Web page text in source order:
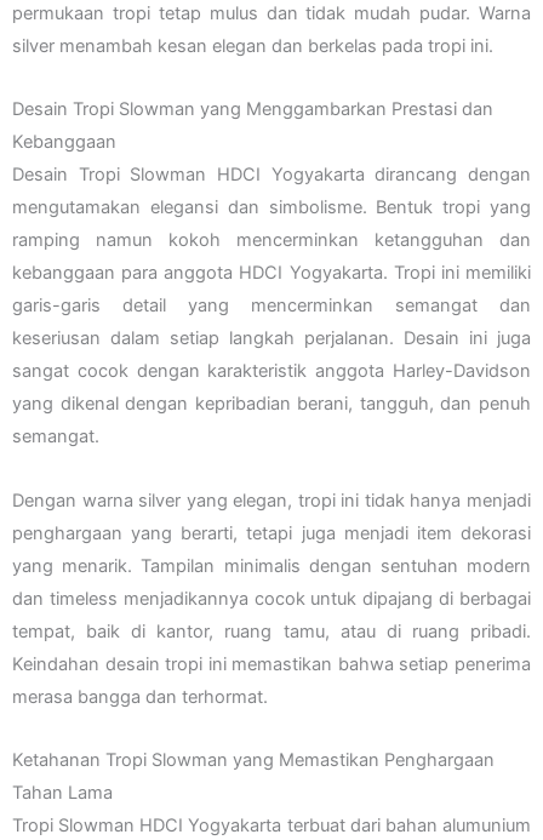
permukaan tropi tetap mulus dan tidak mudah pudar. Warna
silver menambah kesan elegan dan berkelas pada tropi ini.
Desain Tropi Slowman yang Menggambarkan Prestasi dan
Kebanggaan
Desain Tropi Slowman HDCI Yogyakarta dirancang dengan
mengutamakan elegansi dan simbolisme. Bentuk tropi yang
ramping namun kokoh mencerminkan ketangguhan dan
kebanggaan para anggota HDCI Yogyakarta. Tropi ini memiliki
garis-garis detail yang mencerminkan semangat dan
keseriusan dalam setiap langkah perjalanan. Desain ini juga
sangat cocok dengan karakteristik anggota Harley-Davidson
yang dikenal dengan kepribadian berani, tangguh, dan penuh
semangat.
Dengan warna silver yang elegan, tropi ini tidak hanya menjadi
penghargaan yang berarti, tetapi juga menjadi item dekorasi
yang menarik. Tampilan minimalis dengan sentuhan modern
dan timeless menjadikannya cocok untuk dipajang di berbagai
tempat, baik di kantor, ruang tamu, atau di ruang pribadi.
Keindahan desain tropi ini memastikan bahwa setiap penerima
merasa bangga dan terhormat.
Ketahanan Tropi Slowman yang Memastikan Penghargaan
Tahan Lama
Tropi Slowman HDCI Yogyakarta terbuat dari bahan alumunium